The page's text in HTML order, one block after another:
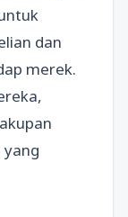
dan
merek.
yang